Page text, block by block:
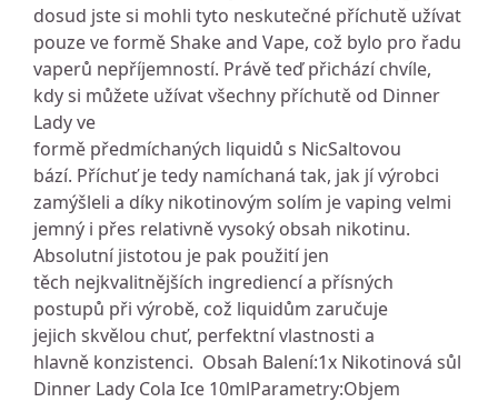
dosud jste si mohli tyto neskutečné příchutě užívat
pouze ve formě Shake and Vape, což bylo pro řadu
vaperů nepříjemností. Právě teď přichází chvíle,
kdy si můžete užívat všechny příchutě od Dinner
Lady ve
formě předmíchaných liquidů s NicSaltovou
bází. Příchuť je tedy namíchaná tak, jak jí výrobci
zamýšleli a díky nikotinovým solím je vaping velmi
jemný i přes relativně vysoký obsah nikotinu.
Absolutní jistotou je pak použití jen
těch nejkvalitnějších ingrediencí a přísných
postupů při výrobě, což liquidům zaručuje
jejich skvělou chuť, perfektní vlastnosti a
hlavně konzistenci. Obsah Balení:1x Nikotinová sůl
Dinner Lady Cola Ice 10mlParametry:Objem